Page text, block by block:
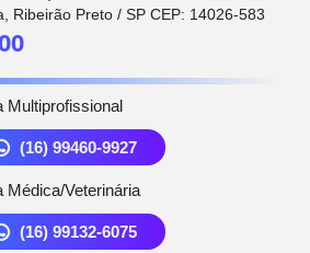
Ribeirão Preto / SP CEP: 14026-583
Multiprofissional
(16) 99460-9927
Médica/Veterinária
(16) 99132-6075